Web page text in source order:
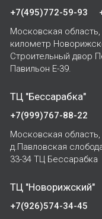
+7(495)772-59-93
Московская
километр
Строительный двор
Павильон Е-39.
ТЦ "Бессарабка"
+7(999)767-88-22
Московская
д.Павловская
33-34 ТЦ Бессарабка
ТЦ "Новорижский"
+7(926)574-34-45